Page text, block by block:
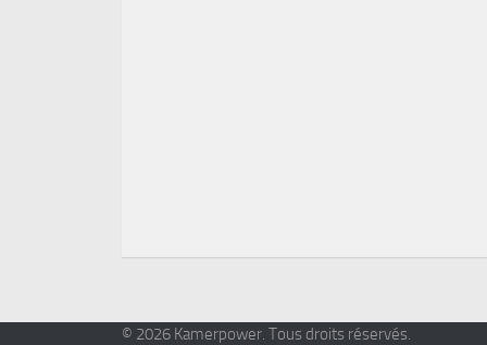
© 2026 Kamerpower. Tous droits réservés.